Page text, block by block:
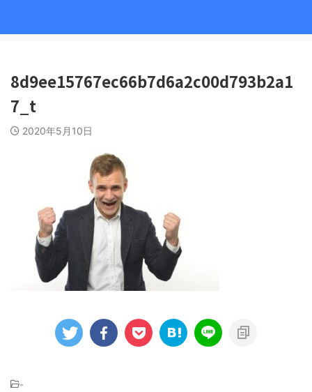
8d9ee15767ec66b7d6a2c00d793b2a1
7_t
2020年5月10日
-